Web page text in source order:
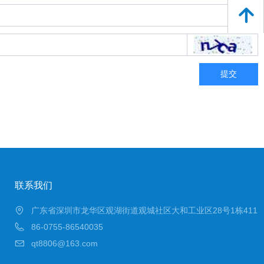
提交
联系我们
广东省深圳市龙华区观湖街道观城社区大和工业区28号1栋411
86-0755-86540035
qt8806@163.com
녕